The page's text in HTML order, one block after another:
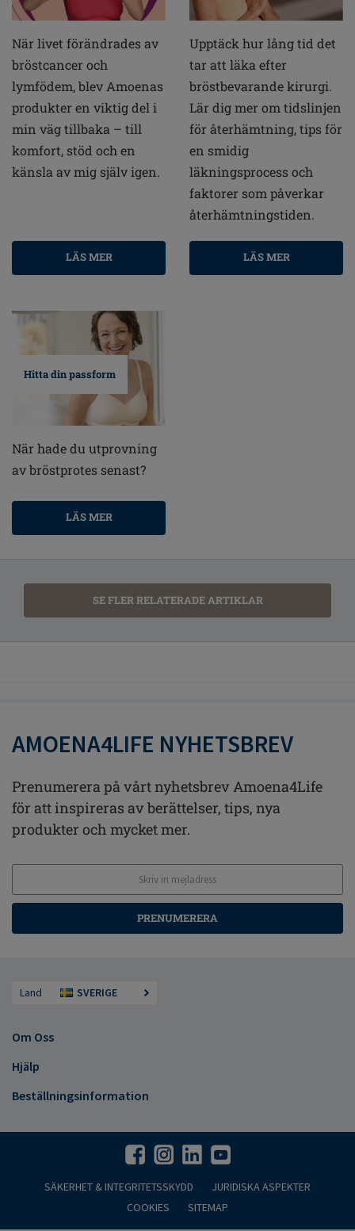
När livet förändrades av
bröstcancer och
lymfödem, blev Amoenas
produkter en viktig del i
min väg tillbaka – till
komfort, stöd och en
känsla av mig själv igen.
LÄS MER
Upptäck hur lång tid det
tar att läka efter
bröstbevarande kirurgi.
Lär dig mer om tidslinjen
för återhämtning, tips för
en smidig
läkningsprocess och
faktorer som påverkar
återhämtningstiden.
LÄS MER
Hitta din passform
När hade du utprovning
av bröstprotes senast?
LÄS MER
SE FLER RELATERADE ARTIKLAR
AMOENA4LIFE NYHETSBREV
Prenumerera på vårt nyhetsbrev Amoena4Life
för att inspireras av berättelser, tips, nya
produkter och mycket mer.
PRENUMERERA
Land SVERIGE
Om Oss
Hjälp
Beställningsinformation
SÄKERHET & INTEGRITETSSKYDD
JURIDISKA ASPEKTER
COOKIES
SITEMAP